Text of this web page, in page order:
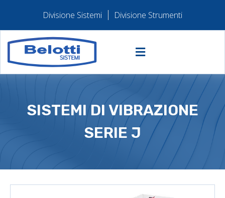
Divisione Sistemi Divisione Strumenti
SISTEMI DI VIBRAZIONE
SERIE J